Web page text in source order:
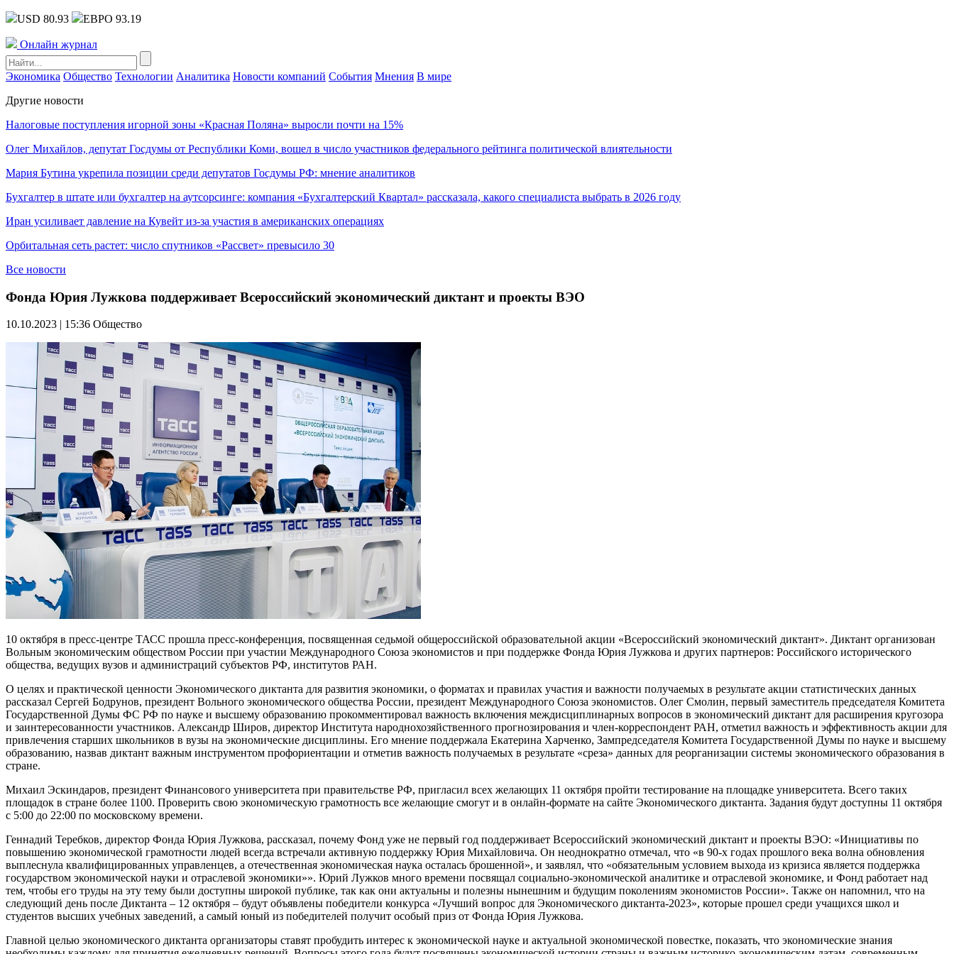
USD 80.93 ЕВРО 93.19
Онлайн журнал
Экономика Общество Технологии Аналитика Новости компаний События Мнения В мире
Другие новости
Налоговые поступления игорной зоны «Красная Поляна» выросли почти на 15%
Олег Михайлов, депутат Госдумы от Республики Коми, вошел в число участников федерального рейтинга политической влиятельности
Мария Бутина укрепила позиции среди депутатов Госдумы РФ: мнение аналитиков
Бухгалтер в штате или бухгалтер на аутсорсинге: компания «Бухгалтерский Квартал» рассказала, какого специалиста выбрать в 2026 году
Иран усиливает давление на Кувейт из-за участия в американских операциях
Орбитальная сеть растет: число спутников «Рассвет» превысило 30
Все новости
Фонда Юрия Лужкова поддерживает Всероссийский экономический диктант и проекты ВЭО
10.10.2023 | 15:36 Общество
10 октября в пресс-центре ТАСС прошла пресс-конференция, посвященная седьмой общероссийской образовательной акции «Всероссийский экономический диктант». Диктант организован
Вольным экономическим обществом России при участии Международного Союза экономистов и при поддержке Фонда Юрия Лужкова и других партнеров: Российского исторического
общества, ведущих вузов и администраций субъектов РФ, институтов РАН.
О целях и практической ценности Экономического диктанта для развития экономики, о форматах и правилах участия и важности получаемых в результате акции статистических данных
рассказал Сергей Бодрунов, президент Вольного экономического общества России, президент Международного Союза экономистов. Олег Смолин, первый заместитель председателя Комитета
Государственной Думы ФС РФ по науке и высшему образованию прокомментировал важность включения междисциплинарных вопросов в экономический диктант для расширения кругозора
и заинтересованности участников. Александр Широв, директор Института народнохозяйственного прогнозирования и член-корреспондент РАН, отметил важность и эффективность акции для
привлечения старших школьников в вузы на экономические дисциплины. Его мнение поддержала Екатерина Харченко, Зампредседателя Комитета Государственной Думы по науке и высшему
образованию, назвав диктант важным инструментом профориентации и отметив важность получаемых в результате «среза» данных для реорганизации системы экономического образования в
стране.
Михаил Эскиндаров, президент Финансового университета при правительстве РФ, пригласил всех желающих 11 октября пройти тестирование на площадке университета. Всего таких
площадок в стране более 1100. Проверить свою экономическую грамотность все желающие смогут и в онлайн-формате на сайте Экономического диктанта. Задания будут доступны 11 октября
с 5:00 до 22:00 по московскому времени.
Геннадий Теребков, директор Фонда Юрия Лужкова, рассказал, почему Фонд уже не первый год поддерживает Всероссийский экономический диктант и проекты ВЭО: «Инициативы по
повышению экономической грамотности людей всегда встречали активную поддержку Юрия Михайловича. Он неоднократно отмечал, что «в 90-х годах прошлого века волна обновления
выплеснула квалифицированных управленцев, а отечественная экономическая наука осталась брошенной», и заявлял, что «обязательным условием выхода из кризиса является поддержка
государством экономической науки и отраслевой экономики»». Юрий Лужков много времени посвящал социально-экономической аналитике и отраслевой экономике, и Фонд работает над
тем, чтобы его труды на эту тему были доступны широкой публике, так как они актуальны и полезны нынешним и будущим поколениям экономистов России». Также он напомнил, что на
следующий день после Диктанта – 12 октября – будут объявлены победители конкурса «Лучший вопрос для Экономического диктанта-2023», которые прошел среди учащихся школ и
студентов высших учебных заведений, а самый юный из победителей получит особый приз от Фонда Юрия Лужкова.
Главной целью экономического диктанта организаторы ставят пробудить интерес к экономической науке и актуальной экономической повестке, показать, что экономические знания